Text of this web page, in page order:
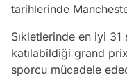
tarihlerinde
Sıkletlerinde en iyi
katılabildiği grand
sporcu mücadele